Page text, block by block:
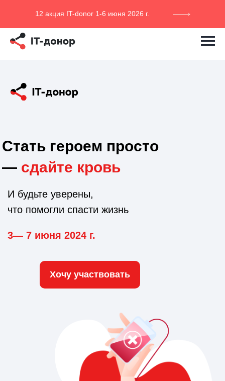
Стать героем просто
— сдайте кровь
И будьте уверены,
что помогли спасти жизнь
3— 7 июня 2024 г.
Хочу участвовать